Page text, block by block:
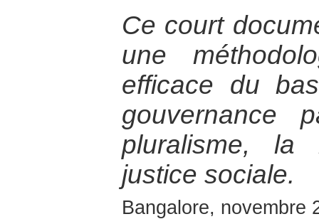
Ce court
une
efficace du
gouvernance
pluralisme, la
justice sociale.
Bangalore, novembre